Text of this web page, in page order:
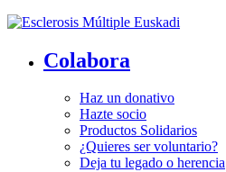
Colabora
Haz un donativo
Hazte socio
Productos Solidarios
¿Quieres ser voluntario?
Deja tu legado o herencia